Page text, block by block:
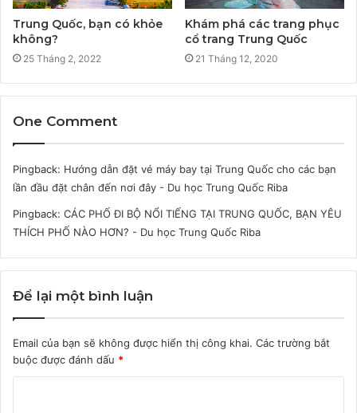
Trung Quốc, bạn có khỏe
không?
25 Tháng 2, 2022
Khám phá các trang phục
cổ trang Trung Quốc
21 Tháng 12, 2020
One Comment
Pingback: Hướng dẫn đặt vé máy bay tại Trung Quốc cho các bạn
lần đầu đặt chân đến nơi đây - Du học Trung Quốc Riba
Pingback: CÁC PHỐ ĐI BỘ NỔI TIẾNG TẠI TRUNG QUỐC, BẠN YÊU
THÍCH PHỐ NÀO HƠN? - Du học Trung Quốc Riba
Để lại một bình luận
Email của bạn sẽ không được hiển thị công khai. Các trường bắt
buộc được đánh dấu *